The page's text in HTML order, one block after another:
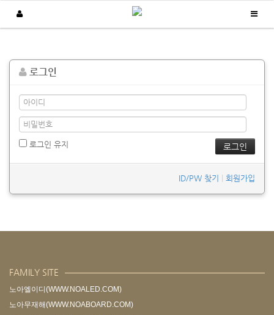
납품실적
로그인
로그인 유지
ID/PW 찾기 회원가입
FAMILY SITE
노아엘이디(WWW.NOALED.COM)
노아무재해(WWW.NOABOARD.COM)